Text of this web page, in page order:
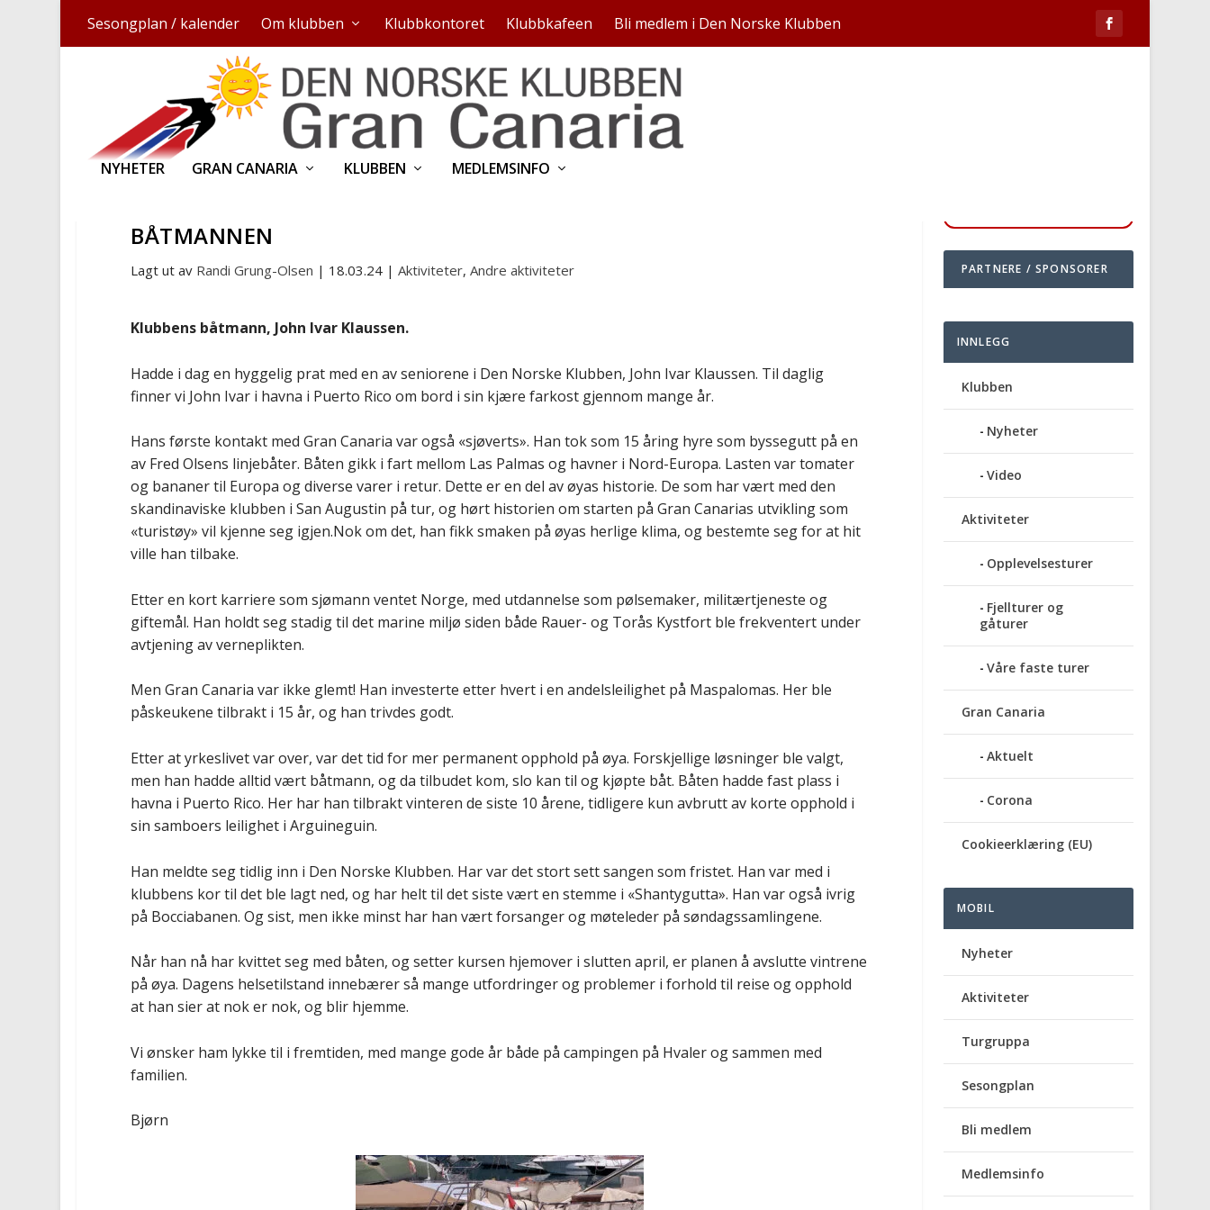
Sesongplan / kalender Om klubben Klubbkontoret Klubbkafeen Bli medlem i Den Norske Klubben
NYHETER GRAN CANARIA KLUBBEN MEDLEMSINFO
BÅTMANNEN
Lagt ut av Randi Grung-Olsen | 18.03.24 |Aktiviteter,Andre aktiviteter
Klubbens båtmann, John Ivar Klaussen.
Hadde i dag en hyggelig prat med en av seniorene i Den Norske Klubben, John Ivar Klaussen. Til daglig
finner vi John Ivar i havna i Puerto Rico om bord i sin kjære farkost gjennom mange år.
Hans første kontakt med Gran Canaria var også «sjøverts». Han tok som 15 åring hyre som byssegutt på en
av Fred Olsens linjebåter. Båten gikk i fart mellom Las Palmas og havner i Nord-Europa. Lasten var tomater
og bananer til Europa ogdiverse varer i retur. Dette er en del av øyas historie. De som har vært med den
skandinaviske klubben i San Augustin på tur,og hørt historien om starten på Gran Canarias utvikling som
«turistøy» vil kjenne seg igjen.Nok om det, han fikk smaken på øyas herlige klima, og bestemte seg for at hit
ville hantilbake.
Etter en kort karriere som sjømann ventet Norge, med utdannelse som pølsemaker, militærtjeneste og
giftemål. Han holdt seg stadig til det marine miljø siden både Rauer- og Torås Kystfort ble frekventert under
avtjening av verneplikten.
Men Gran Canaria var ikke glemt! Han investerte etter hvert i en andelsleilighet på Maspalomas. Her ble
påskeukene tilbrakt i 15 år, og han trivdes godt.
Etter at yrkeslivet var over, var det tid for mer permanent opphold på øya. Forskjellige løsninger ble valgt,
men han hadde alltid vært båtmann, og da tilbudet kom, slo kan til og kjøpte båt. Båten hadde fast plass i
havna i Puerto Rico. Her har hantilbrakt vinteren desiste 10 årene,tidligere kun avbrutt av korte opphold i
sin samboers leilighet i Arguineguin.
Han meldte seg tidlig inn i Den Norske Klubben. Har var det stort sett sangen som fristet. Han var med i
klubbens kor til det ble lagt ned, og har helt til det siste vært en stemme i «Shantygutta». Hanvarogså ivrig
på Bocciabanen.Og sist, men ikke minst har hanvært forsanger og møteleder på søndagssamlingene.
Når han nå har kvittet seg med båten, og setter kursen hjemover i slutten april, er planen å avslutte vintrene
på øya. Dagens helsetilstand innebærer så mange utfordringer og problemer i forhold til reise og opphold
at han sier at nok er nok, og blir hjemme.
Vi ønsker ham lykke til i fremtiden, med mange gode år både på campingen på Hvaler ogsammen med
familien.
Bjørn
PARTNERE / SPONSORER
INNLEGG
Klubben
Nyheter
Video
Aktiviteter
Opplevelsesturer
Fjellturer og
gåturer
Våre faste turer
Gran Canaria
Aktuelt
Corona
Cookieerklæring (EU)
MOBIL
Nyheter
Aktiviteter
Turgruppa
Sesongplan
Bli medlem
Medlemsinfo